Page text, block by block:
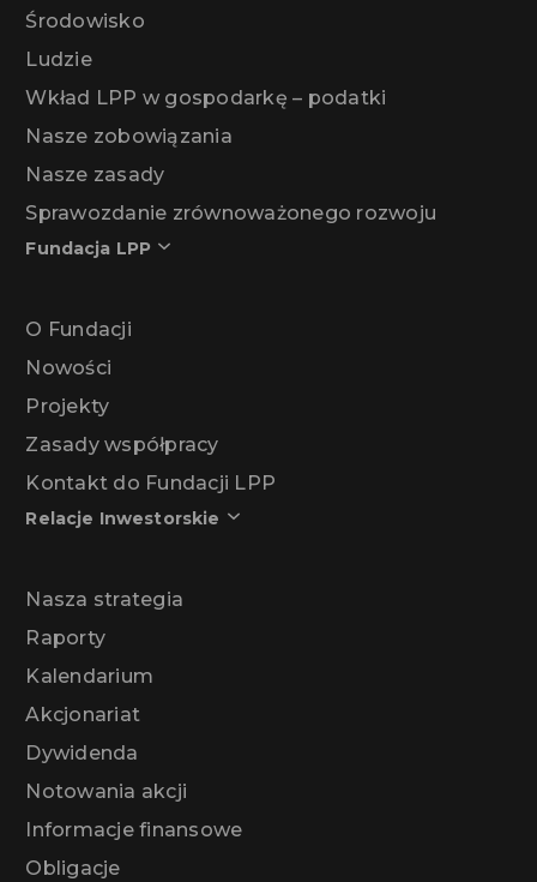
Środowisko
Ludzie
Wkład LPP w gospodarkę – podatki
Nasze zobowiązania
Nasze zasady
Sprawozdanie zrównoważonego rozwoju
Fundacja LPP
O Fundacji
Nowości
Projekty
Zasady współpracy
Kontakt do Fundacji LPP
Relacje Inwestorskie
Nasza strategia
Raporty
Kalendarium
Akcjonariat
Dywidenda
Notowania akcji
Informacje finansowe
Obligacje